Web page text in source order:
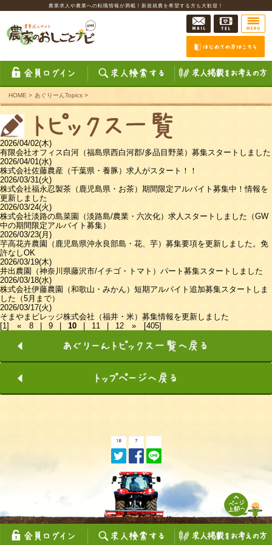
農業求人や農業への転職情報が満載！新規就農を希望する方も大歓迎！
HOME > あぐりーんTopics >
2026/04/02(木)
有限会社オフィス白河（福島県西白河郡/多品目野菜）募集スタートしました
2026/04/01(水)
株式会社佐藤農産（千葉県・養豚）求人がスタート！！
2026/03/31(火)
株式会社福永忍製茶（鹿児島県・お茶）期間限定アルバイト募集中！情報を
更新しました
2026/03/24(火)
株式会社淡路の島菜園（淡路島/農業・六次化）求人スタートしました（GW
中の期間限定アルバイト募集）
2026/03/23(月)
芋高花卉農園（鹿児島県沖永良部島・花、芋）募集要項を更新しました。免
許なしOK
2026/03/19(木)
井出農園（神奈川県藤沢市/イチゴ・トマト）パート募集スタートしました
2026/03/18(水)
株式会社伊藤農園（和歌山・みかん）短期アルバイト追加募集スタートしま
した（5月まで）
2026/03/17(火)
そまやまビレッジ株式会社（福井・米）募集情報を更新しました
[1]
« 8 9 10 11 12 » [405]